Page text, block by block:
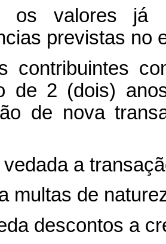
os valores já
previstas no
contribuintes
de 2 (dois)
de nova
vedada a
multas de
descontos a